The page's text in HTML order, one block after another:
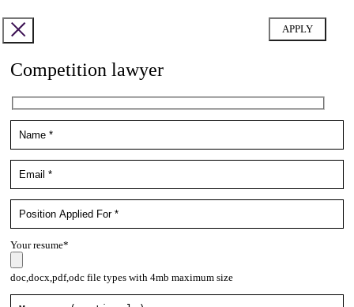
Competition lawyer
Your resume*
doc,docx,pdf,odc file types with 4mb maximum size